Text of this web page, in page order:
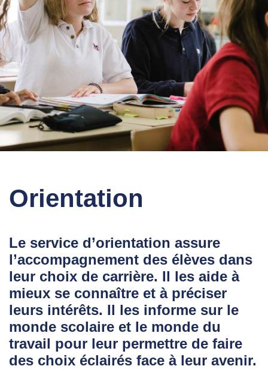
Orientation
Le service d’orientation assure
l’accompagnement des élèves dans
leur choix de carrière. Il les aide à
mieux se connaître et à préciser
leurs intérêts. Il les informe sur le
monde scolaire et le monde du
travail pour leur permettre de faire
des choix éclairés face à leur avenir.